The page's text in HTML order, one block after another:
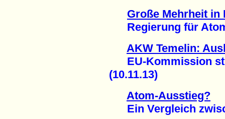
Große Mehrheit in
Regierung für
AKW Temelin:
EU-Kommission
(10.11.13)
Atom-Ausstieg?
Ein Vergleich